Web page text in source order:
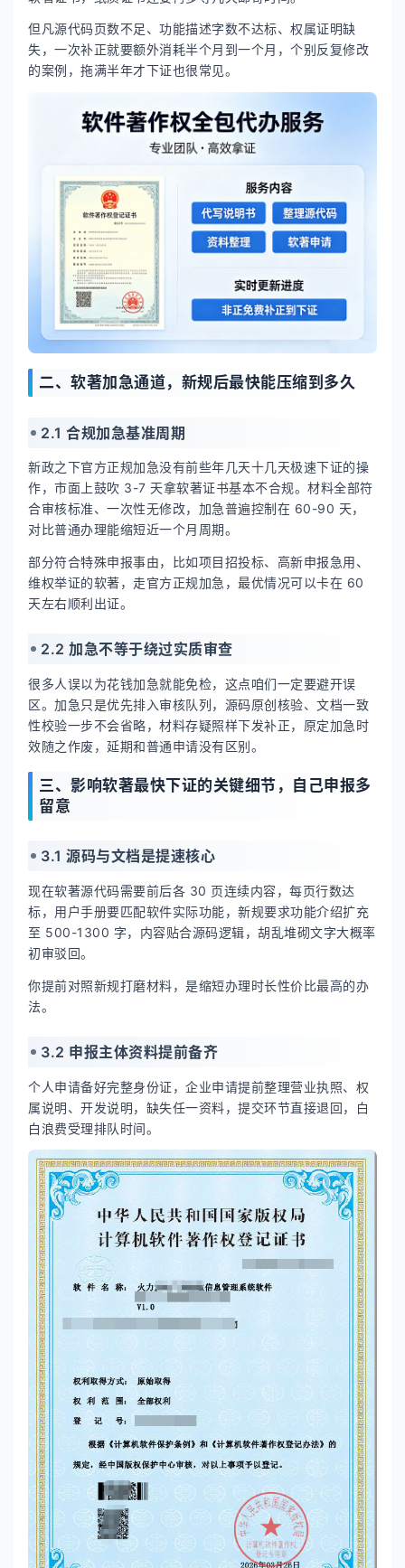
但凡源代码页数不足、功能描述字数不达标、权属证明缺
失，一次补正就要额外消耗半个月到一个月，个别反复修改
的案例，拖满半年才下证也很常见。
二、软著加急通道，新规后最快能压缩到多久
2.1 合规加急基准周期
新政之下官方正规加急没有前些年几天十几天极速下证的操
作，市面上鼓吹 3-7 天拿软著证书基本不合规。材料全部符
合审核标准、一次性无修改，加急普遍控制在 60-90 天，
对比普通办理能缩短近一个月周期。
部分符合特殊申报事由，比如项目招投标、高新申报急用、
维权举证的软著，走官方正规加急，最优情况可以卡在 60
天左右顺利出证。
2.2 加急不等于绕过实质审查
很多人误以为花钱加急就能免检，这点咱们一定要避开误
区。加急只是优先排入审核队列，源码原创核验、文档一致
性校验一步不会省略，材料存疑照样下发补正，原定加急时
效随之作废，延期和普通申请没有区别。
三、影响软著最快下证的关键细节，自己申报多
留意
3.1 源码与文档是提速核心
现在软著源代码需要前后各 30 页连续内容，每页行数达
标，用户手册要匹配软件实际功能，新规要求功能介绍扩充
至 500-1300 字，内容贴合源码逻辑，胡乱堆砌文字大概率
初审驳回。
你提前对照新规打磨材料，是缩短办理时长性价比最高的办
法。
3.2 申报主体资料提前备齐
个人申请备好完整身份证，企业申请提前整理营业执照、权
属说明、开发说明，缺失任一资料，提交环节直接退回，白
白浪费受理排队时间。